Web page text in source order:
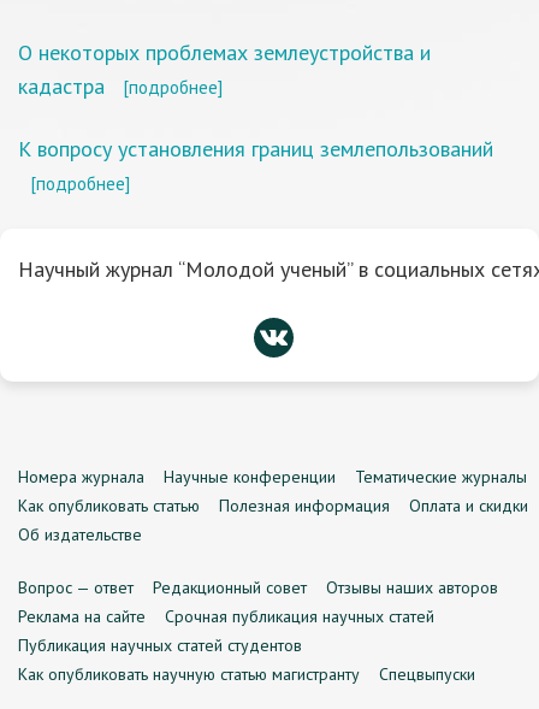
О некоторых проблемах землеустройства и
кадастра
[подробнее]
К вопросу установления границ землепользований
[подробнее]
Научный журнал “Молодой ученый” в социальных
Номера журнала Научные конференции
Тематические журналы
Как опубликовать статью
Полезная информация
Оплата и скидки
Об издательстве
Вопрос — ответ Редакционный совет
Отзывы наших авторов
Реклама на сайте
Срочная публикация научных статей
Публикация научных статей студентов
Как опубликовать научную статью магистранту
Спецвыпуски